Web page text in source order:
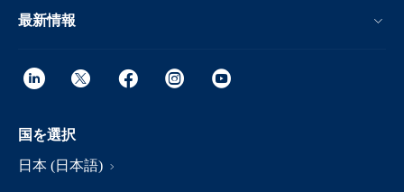
最新情報
国を選択
日本 (日本語)